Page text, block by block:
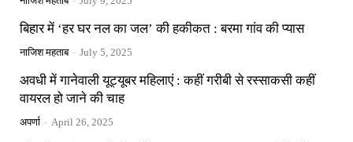
बिहार में ‘हर घर नल का जल’ की हकीकत : बरमा गांव की प्यास
नाजिश महताब - July 5, 2025
अवधी में गानेवाली यूट्यूबर महिलाएं : कहीं गरीबी से रस्साकसी कहीं
वायरल हो जाने की चाह
अपर्णा - April 26, 2025